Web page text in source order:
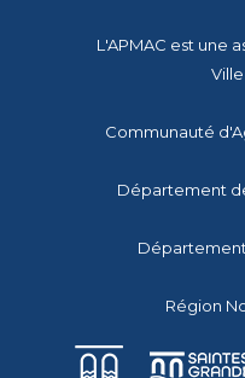
L'APMAC est une
Communauté
Département
Région